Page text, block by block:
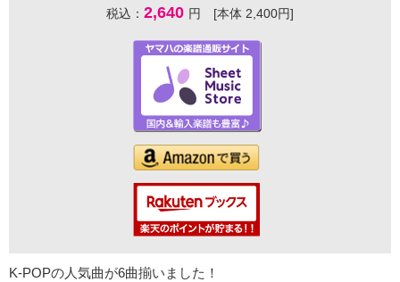
税込： 2,640 円 [本体 2,400円]
K-POPの人気曲が6曲揃いました！